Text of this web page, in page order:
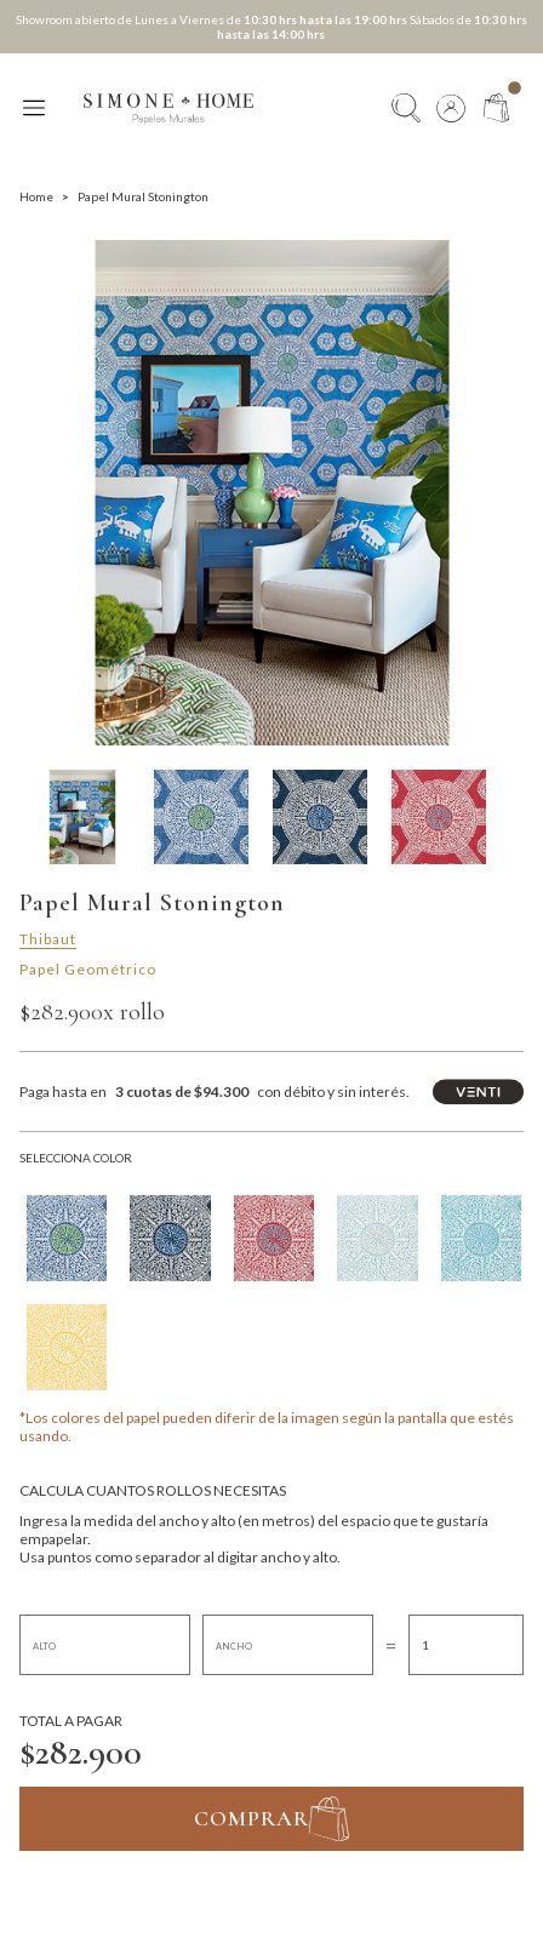
Showroom abierto de Lunes a Viernes de 10:30 hrs hasta las 19:00 hrsSábados de 10:30 hrs
hasta las 14:00 hrs
Home > Papel Mural Stonington
Papel Mural Stonington
Thibaut
Papel Geométrico
$282.900x rollo
Paga hasta en 3 cuotas de $94.300 con débito y sin interés.
SELECCIONA COLOR
*Los colores del papel pueden diferir de la imagen según la pantalla que estés
usando.
CALCULA CUANTOS ROLLOS NECESITAS
Ingresa la medida del ancho y alto (en metros) del espacio que te gustaría
empapelar.
Usa puntos como separador al digitar ancho y alto.
=
TOTAL A PAGAR
$282.900
COMPRAR